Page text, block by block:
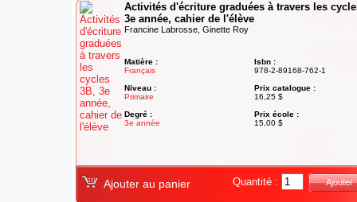
Activités d'écriture graduées à travers les
3e année, cahier de l'élève
Francine Labrosse, Ginette Roy
Matière :
Français
Niveau :
Primaire
Degré :
3e année
Isbn :
978-2-89168-762-1
Prix catalogue :
16,25 $
Prix école :
15,00 $
Ajouter au panier Quantité : Ajouter